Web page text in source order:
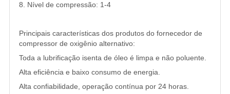
8. Nível de compressão: 1-4
Principais características dos produtos do fornecedor de
compressor de oxigênio alternativo:
Toda a lubrificação isenta de óleo é limpa e não poluente.
Alta eficiência e baixo consumo de energia.
Alta confiabilidade, operação contínua por 24 horas.